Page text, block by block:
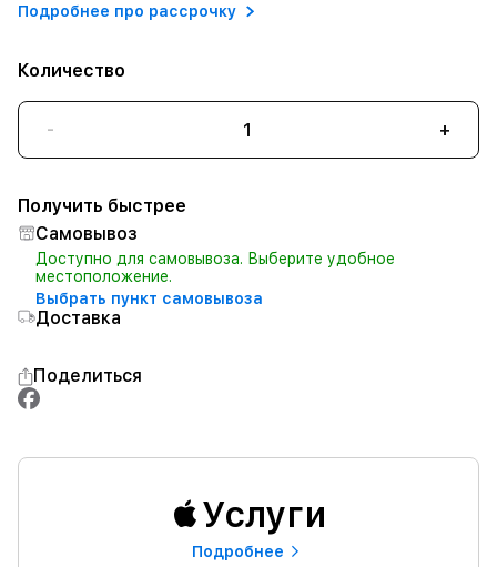
Подробнее про рассрочку
Количество
- +
Получить быстрее
Самовывоз
Доступно для самовывоза. Выберите удобное
местоположение.
Выбрать пункт самовывоза
Доставка
Поделиться
Услуги
Подробнее